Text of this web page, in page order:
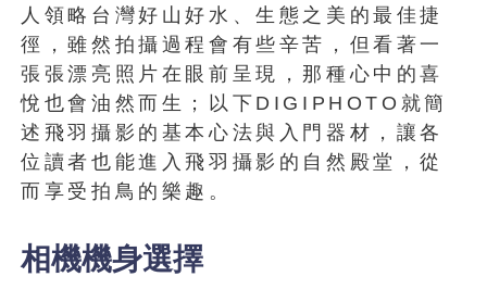
人領略台灣好山好水、生態之美的最佳捷
徑，雖然拍攝過程會有些辛苦，但看著一
張張漂亮照片在眼前呈現，那種心中的喜
悅也會油然而生；以下DIGIPHOTO就簡
述飛羽攝影的基本心法與入門器材，讓各
位讀者也能進入飛羽攝影的自然殿堂，從
而享受拍鳥的樂趣。
相機機身選擇